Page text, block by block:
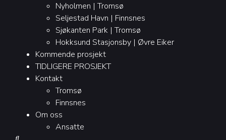
Nyholmen | Tromsø
Seljestad Havn | Finnsnes
Sjøkanten Park | Tromsø
Hokksund Stasjonsby | Øvre Eiker
Kommende prosjekt
TIDLIGERE PROSJEKT
Kontakt
Tromsø
Finnsnes
Om oss
Ansatte